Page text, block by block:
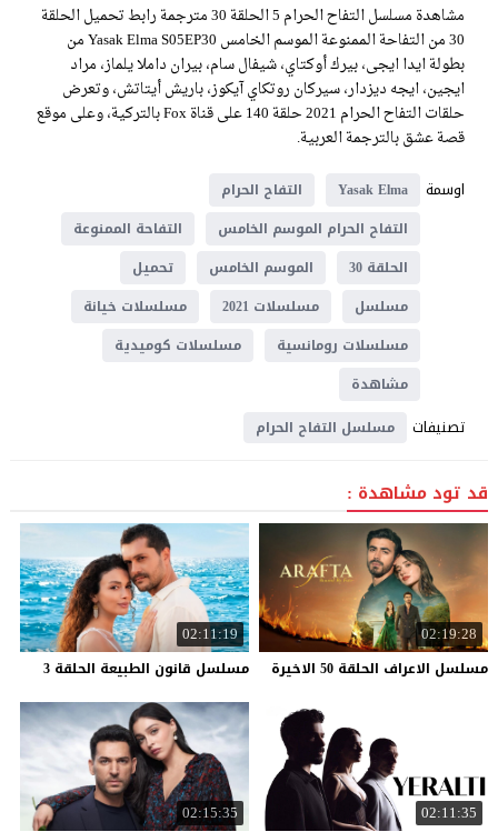
مشاهدة مسلسل التفاح الحرام 5 الحلقة 30 مترجمة رابط تحميل الحلقة
30 من التفاحة الممنوعة الموسم الخامس Yasak Elma S05EP30 من
بطولة ايدا ايجى، بيرك أوكتاي، شيفال سام، بيران داملا يلماز، مراد
ايجين، ايجه ديزدار، سيركان روتكاي آيكوز، باريش أيتاتش، وتعرض
حلقات التفاح الحرام 2021 حلقة 140 على قناة Fox بالتركية، وعلى موقع
قصة عشق بالترجمة العربية.
اوسمة
Yasak Elma
التفاح الحرام
التفاح الحرام الموسم الخامس
التفاحة الممنوعة
الحلقة 30
الموسم الخامس
تحميل
مسلسل
مسلسلات 2021
مسلسلات خيانة
مسلسلات رومانسية
مسلسلات كوميدية
مشاهدة
تصنيفات مسلسل التفاح الحرام
قد تود مشاهدة :
02:19:28
مسلسل الاعراف الحلقة 50 الاخيرة
02:11:19
مسلسل قانون الطبيعة الحلقة 3
02:11:35
02:15:35